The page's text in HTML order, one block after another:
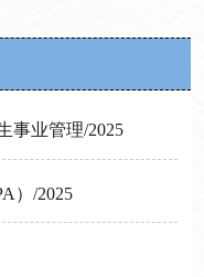
事业管理/2025
）/2025